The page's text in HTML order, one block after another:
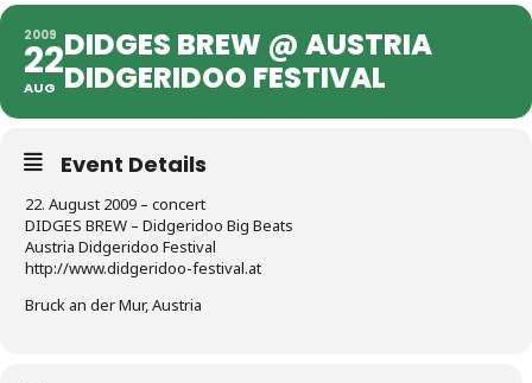
2009
22
AUG
DIDGES BREW @ AUSTRIA
DIDGERIDOO FESTIVAL
Event Details
22. August 2009 – concert
DIDGES BREW – Didgeridoo Big Beats
Austria Didgeridoo Festival
http://www.didgeridoo-festival.at
Bruck an der Mur, Austria